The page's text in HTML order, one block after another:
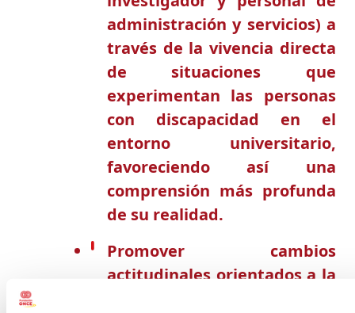
administración y servicios) a
través de la vivencia directa
de situaciones que
experimentan las personas
con discapacidad en el
entorno universitario,
favoreciendo así una
comprensión más profunda
de su realidad.
Promover cambios
actitudinales orientados a la